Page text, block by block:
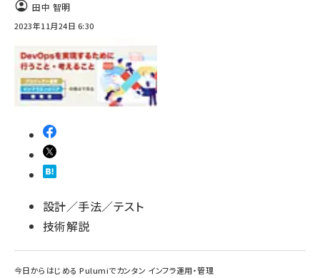
田中 智明
2023年11月24日 6:30
設計／手法／テスト
技術解説
今日からはじめる Pulumiでカンタン インフラ運用・管理